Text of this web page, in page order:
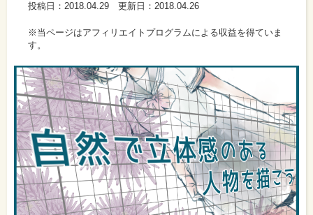
投稿日： 2018.04.29 更新日： 2018.04.26
※当ページはアフィリエイトプログラムによる収益を得ていま
す。